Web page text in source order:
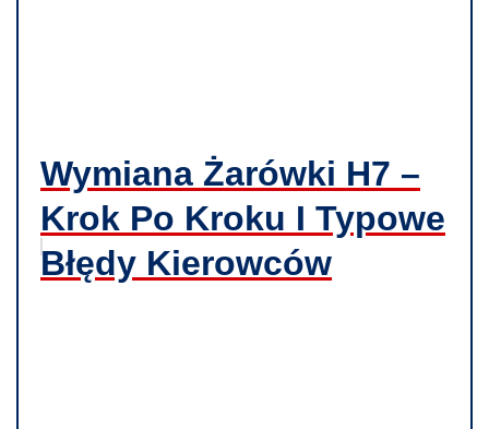
Wymiana Żarówki H7 –
Krok Po Kroku I Typowe
Błędy Kierowców